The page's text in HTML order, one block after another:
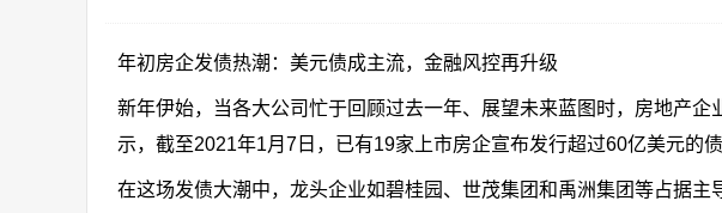
年初房企发债热潮：美元债成主流，金融风控再升级
新年伊始，当各大公司忙于回顾过去一年、展望未来蓝图时，房地产
示，截至2021年1月7日，已有19家上市房企宣布发行超过60亿美元的债
在这场发债大潮中，龙头企业如碧桂园、世茂集团和禹洲集团等占据